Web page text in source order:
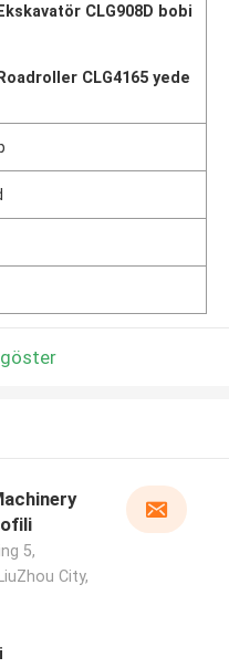
CLG908D bobi
CLG4165 yede
5,
City,